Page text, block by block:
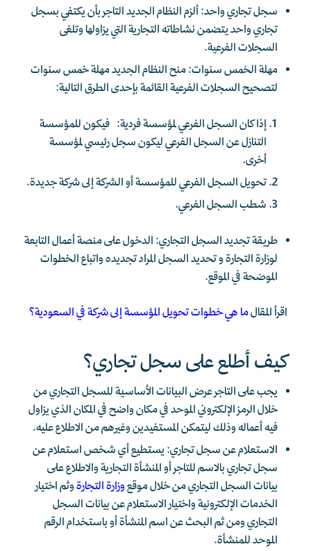
سجل تجاري واحد: ألزم النظام الجديد التاجر بأن يكتفي بسجل
تجاري واحد يتضمن نشاطاته التجارية التي يزاولها وتلغى
السجلات الفرعية.
مهلة الخمس سنوات: منح النظام الجديد مهلة خمس سنوات
لتصحيح السجلات الفرعية القائمة بإحدى الطرق التالية:
إذا كان السجل الفرعي لمؤسسة فردية: فيكون للمؤسسة
التنازل عن السجل الفرعي ليكون سجل رئيسي لمؤسسة
أخرى.
تحويل السجل الفرعي للمؤسسة أو الشركة إلى شركة جديدة.
شطب السجل الفرعي.
طريقة تجديد السجل التجاري: الدخول على منصة أعمال التابعة
لوزارة التجارة و تحديد السجل المراد تجديده واتباع الخطوات
الموضحة في الموقع.
اقرأ المقالما هي خطوات تحويل المؤسسة إلى شركة في السعودية؟
كيف أطلع على سجل تجاري؟
يجب على التاجر عرض البيانات الأساسية للسجل التجاري من
خلال الرمز الإلكتروني الموحد في مكان واضح في المكان الذي يزاول
فيه أعماله وذلك ليتمكن المستفيدين وغيرهم من الاطلاع عليه.
الاستعلام عن سجل تجاري: يستطيع أي شخص استعلام عن
سجل تجاري بالاسم للتاجر أو المنشأة التجارية والاطلاع على
بيانات السجل التجاري من خلال موقعوزارة التجارةوثم اختيار
الخدمات الإلكترونية واختيار الاستعلام عن بيانات السجل
التجاري ومن ثم البحث عن اسم المنشأة أو باستخدام الرقم
الموحد للمنشأة.